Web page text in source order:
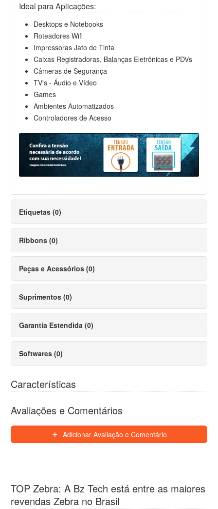
Ideal para Aplicações:
Desktops e Notebooks
Roteadores Wifi
Impressoras Jato de Tinta
Caixas Registradoras, Balanças Eletrônicas e PDVs
Câmeras de Segurança
TV's - Áudio e Vídeo
Games
Ambientes Automatizados
Controladores de Acesso
Etiquetas (0)
Ribbons (0)
Peças e Acessórios (0)
Suprimentos (0)
Garantia Estendida (0)
Softwares (0)
Características
Avaliações e Comentários
Adicionar Avaliação e Comentário
TOP Zebra: A Bz Tech está entre as maiores
revendas Zebra no Brasil